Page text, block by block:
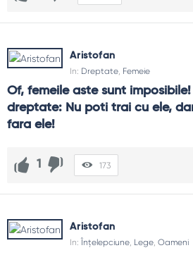
Aristofan
In: Dreptate, Femeie
Of, femeile aste sunt
dreptate: Nu poti trai cu ele,
fara ele!
1 173
Aristofan
In: Înțelepciune, Lege, Oameni